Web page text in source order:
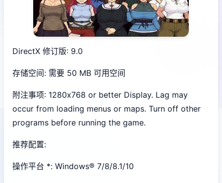
DirectX 修订版: 9.0
存储空间: 需要 50 MB 可用空间
附注事项: 1280x768 or better Display. Lag may
occur from loading menus or maps. Turn off other
programs before running the game.
推荐配置:
操作平台 *: Windows® 7/8/8.1/10